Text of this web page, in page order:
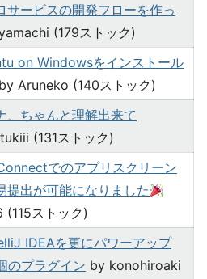
サービスの開発フローを作っ
(179ストック)
on Windowsをインストール
by Aruneko (140ストック)
、ちゃんと理解出来て
(131ストック)
でのアプリスクリーン
提出が可能になりました
ストック)
IDEAを更にパワーアップ
のプラグイン by konohiroaki